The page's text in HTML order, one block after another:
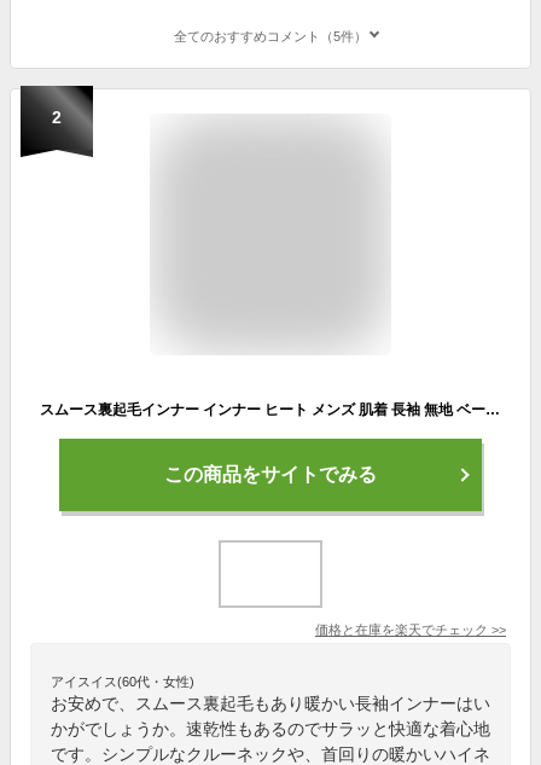
全てのおすすめコメント（5件）
2
スムース裏起毛インナー インナー ヒート メンズ 肌着 長袖 無地 ベーシック 大きいサイズ M L LL 3L 4L 全3色
この商品をサイトでみる
価格と在庫を楽天でチェック >>
アイスイス(60代・女性)
お安めで、スムース裏起毛もあり暖かい長袖インナーはい
かがでしょうか。速乾性もあるのでサラッと快適な着心地
です。シンプルなクルーネックや、首回りの暖かいハイネ